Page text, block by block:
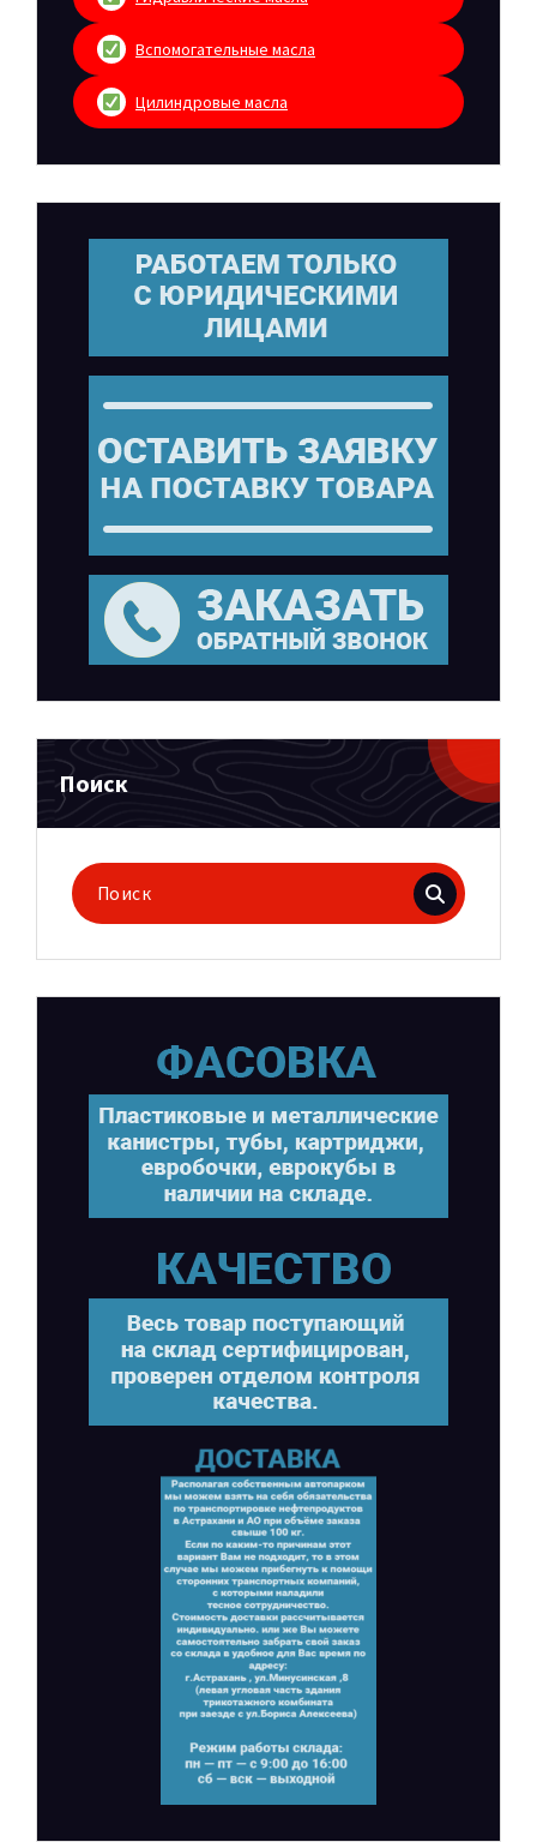
Вспомогательные масла
Цилиндровые масла
Поиск
Поиск
для: